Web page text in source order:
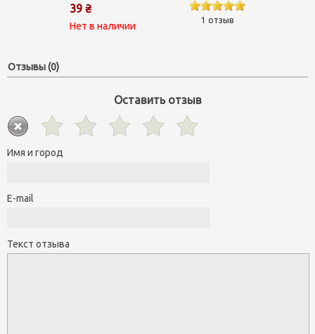
39 ₴
Нет в наличии
1 отзыв
Отзывы (0)
Оставить отзыв
Имя и город
E-mail
Текст отзыва